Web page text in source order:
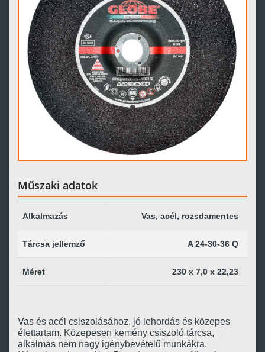
Műszaki adatok
Alkalmazás Vas, acél, rozsdamentes
Tárcsa jellemző A 24-30-36 Q
Méret 230 x 7,0 x 22,23
Vas és acél csiszolásához, jó lehordás és közepes
élettartam. Közepesen kemény csiszoló tárcsa,
alkalmas nem nagy igénybevételű munkákra.